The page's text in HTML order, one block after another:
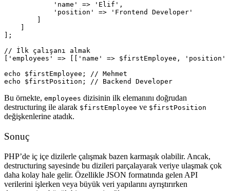
            'name' => 'Elif',
            'position' => 'Frontend Developer'
];
// İlk çalışanı almak
['employees' => [['name' => $firstEmployee,
echo $firstEmployee; // Mehmet
Bu örnekte, employees dizisinin ilk elemanını doğrudan
destructuring ile alarak $firstEmployee ve $firstPosition
değişkenlerine atadık.
Sonuç
PHP’de iç içe dizilerle çalışmak bazen karmaşık olabilir. Ancak,
destructuring sayesinde bu dizileri parçalayarak veriye ulaşmak çok
daha kolay hale gelir. Özellikle JSON formatında gelen API
verilerini işlerken veya büyük veri yapılarını ayrıştırırken